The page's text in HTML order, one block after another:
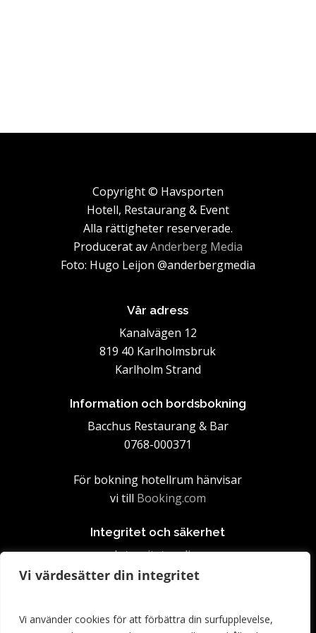
Vi värdesätter din integritet
Vi använder cookies för att förbättra din surfupplevelse,
Copyright © Havsporten
Hotell, Restaurang & Event
Alla rättigheter reserverade.
Producerat avAnderberg Media
Foto: Hugo Leijon @anderbergmedia
Vår adress
Kanalvägen 12
819 40 Karlholmsbruk
Karlholm Strand
Information och bordsbokning
Bacchus Restaurang & Bar
0768-000371
För bokning hotellrum hänvisar
vi till Booking.com
Integritet och säkerhet
Integritetspolicy
hotell@havsporten.se